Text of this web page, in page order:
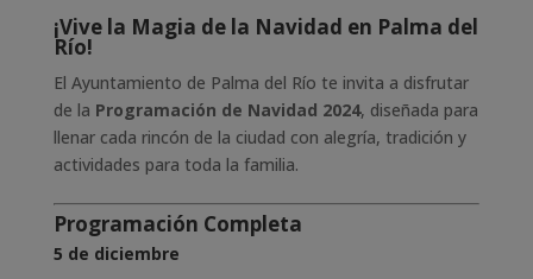
¡Vive la Magia de la Navidad en Palma del
Río!
El Ayuntamiento de Palma del Río te invita a disfrutar
de la Programación de Navidad 2024, diseñada para
llenar cada rincón de la ciudad con alegría, tradición y
actividades para toda la familia.
Programación Completa
5 de diciembre